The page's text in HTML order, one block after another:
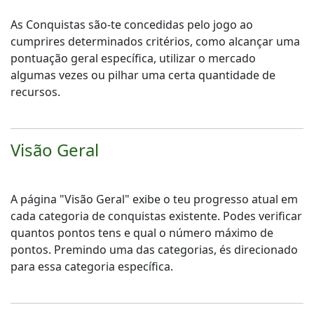
As Conquistas são-te concedidas pelo jogo ao
cumprires determinados critérios, como alcançar uma
pontuação geral específica, utilizar o mercado
algumas vezes ou pilhar uma certa quantidade de
recursos.
Visão Geral
A página "Visão Geral" exibe o teu progresso atual em
cada categoria de conquistas existente. Podes verificar
quantos pontos tens e qual o número máximo de
pontos. Premindo uma das categorias, és direcionado
para essa categoria específica.